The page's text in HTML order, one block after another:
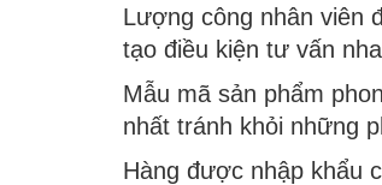
Lượng công nhân viên
tạo điều kiện tư vấn
Mẫu mã sản phẩm
nhất tránh khỏi những
Hàng được nhập khẩu